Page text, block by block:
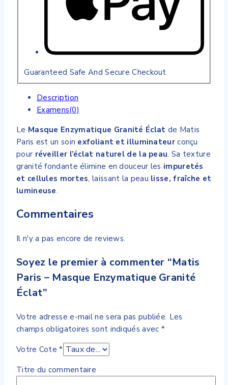
Guaranteed Safe And Secure Checkout
Description
Examens(0)
Le Masque Enzymatique Granité Éclat de Matis
Paris est un soin exfoliant et illuminateurconçu
pour réveiller l’éclat naturel de la peau. Sa texture
granité fondante élimine en douceur les impuretés
et cellules mortes, laissant la peau lisse, fraîche et
lumineuse.
Commentaires
Il n'y a pas encore de reviews.
Soyez le premier à commenter “Matis
Paris – Masque Enzymatique Granité
Éclat”
Votre adresse e-mail ne sera pas publiée. Les
champs obligatoires sont indiqués avec *
Votre Cote*
Titre du commentaire